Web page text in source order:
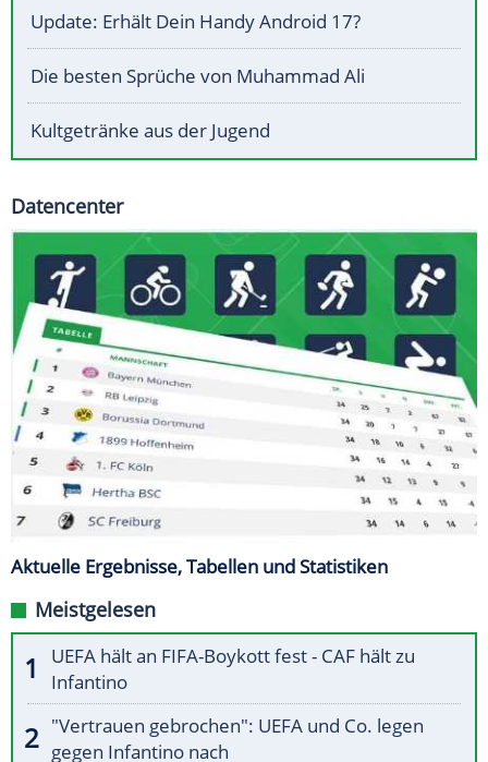
Update: Erhält Dein Handy Android 17?
Die besten Sprüche von Muhammad Ali
Kultgetränke aus der Jugend
Datencenter
Aktuelle Ergebnisse, Tabellen und Statistiken
Meistgelesen
UEFA hält an FIFA-Boykott fest - CAF hält zu
Infantino
"Vertrauen gebrochen": UEFA und Co. legen
gegen Infantino nach